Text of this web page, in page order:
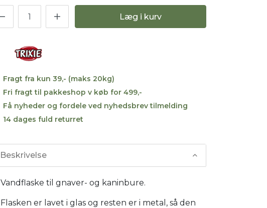
Læg i kurv
Fragt fra kun 39,- (maks 20kg)
Fri fragt til pakkeshop v køb for 499,-
Få nyheder og fordele ved nyhedsbrev tilmelding
14 dages fuld returret
Beskrivelse
Vandflaske til gnaver- og kaninbure.
Flasken er lavet i glas og resten er i metal, så den